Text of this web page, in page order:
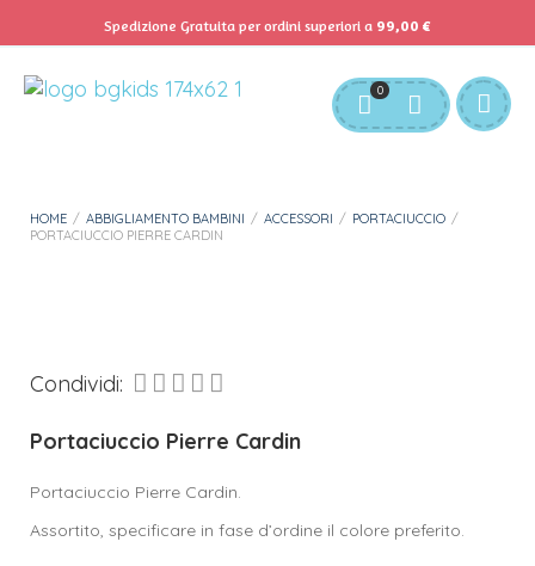
Servizio Clienti: info@bgkids.it +39 345 627 9165
Download APP B&G Kids
0
HOME / ABBIGLIAMENTO BAMBINI / ACCESSORI / PORTACIUCCIO /
PORTACIUCCIO PIERRE CARDIN
Condividi:
Portaciuccio Pierre Cardin
Portaciuccio Pierre Cardin.
Assortito, specificare in fase d’ordine il colore preferito.
Spedizione Gratuita per ordini superiori a 99,00 €